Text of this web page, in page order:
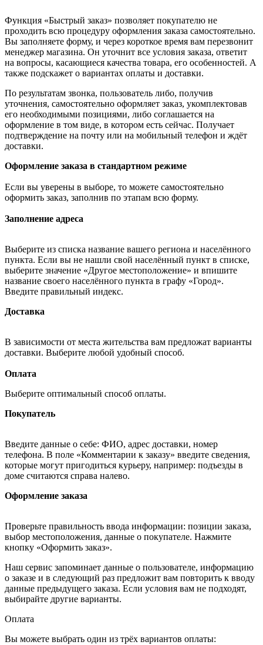
Функция «Быстрый заказ» позволяет покупателю не
проходить всю процедуру оформления заказа самостоятельно.
Вы заполняете форму, и через короткое время вам перезвонит
менеджер магазина. Он уточнит все условия заказа, ответит
на вопросы, касающиеся качества товара, его особенностей. А
также подскажет о вариантах оплаты и доставки.
По результатам звонка, пользователь либо, получив
уточнения, самостоятельно оформляет заказ, укомплектовав
его необходимыми позициями, либо соглашается на
оформление в том виде, в котором есть сейчас. Получает
подтверждение на почту или на мобильный телефон и ждёт
доставки.
Оформление заказа в стандартном режиме
Если вы уверены в выборе, то можете самостоятельно
оформить заказ, заполнив по этапам всю форму.
Заполнение адреса
Выберите из списка название вашего региона и населённого
пункта. Если вы не нашли свой населённый пункт в списке,
выберите значение «Другое местоположение» и впишите
название своего населённого пункта в графу «Город».
Введите правильный индекс.
Доставка
В зависимости от места жительства вам предложат варианты
доставки. Выберите любой удобный способ.
Оплата
Выберите оптимальный способ оплаты.
Покупатель
Введите данные о себе: ФИО, адрес доставки, номер
телефона. В поле «Комментарии к заказу» введите сведения,
которые могут пригодиться курьеру, например: подъезды в
доме считаются справа налево.
Оформление заказа
Проверьте правильность ввода информации: позиции заказа,
выбор местоположения, данные о покупателе. Нажмите
кнопку «Оформить заказ».
Наш сервис запоминает данные о пользователе, информацию
о заказе и в следующий раз предложит вам повторить к вводу
данные предыдущего заказа. Если условия вам не подходят,
выбирайте другие варианты.
Оплата
Вы можете выбрать один из трёх вариантов оплаты: